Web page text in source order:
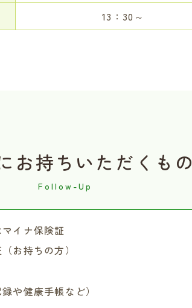
13：30～
お持ちいただくもの
イナ保険証
お持ちの方）
や健康手帳など）